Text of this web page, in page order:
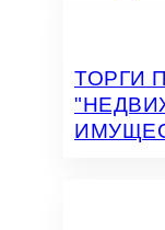
ТОРГИ